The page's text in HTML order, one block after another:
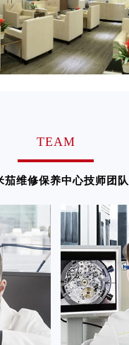
TEAM
茄维修保养中心技师团队